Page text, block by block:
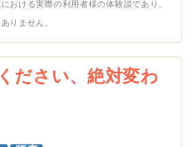
おける実際の利用者様の体験談であり、
りません。
ださい、絶対変わ